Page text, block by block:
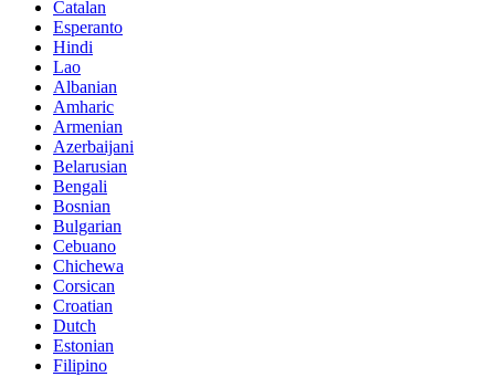
Catalan
Esperanto
Hindi
Lao
Albanian
Amharic
Armenian
Azerbaijani
Belarusian
Bengali
Bosnian
Bulgarian
Cebuano
Chichewa
Corsican
Croatian
Dutch
Estonian
Filipino